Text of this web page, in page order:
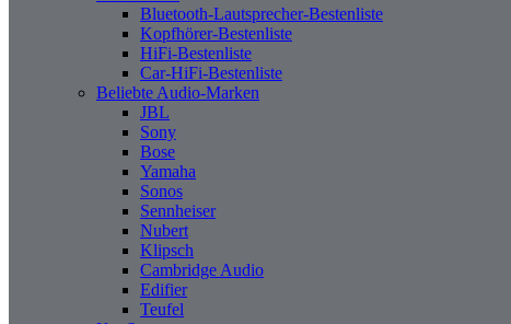
Bluetooth-Lautsprecher-Bestenliste
Kopfhörer-Bestenliste
HiFi-Bestenliste
Car-HiFi-Bestenliste
Beliebte Audio-Marken
JBL
Sony
Bose
Yamaha
Sonos
Sennheiser
Nubert
Klipsch
Cambridge Audio
Edifier
Teufel